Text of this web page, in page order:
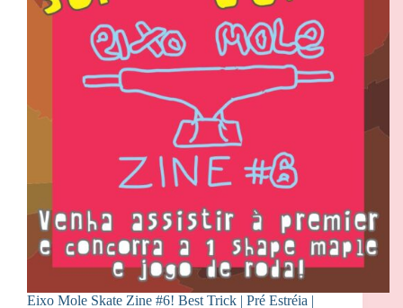
Eixo Mole Skate Zine #6! Best Trick | Pré Estréia |